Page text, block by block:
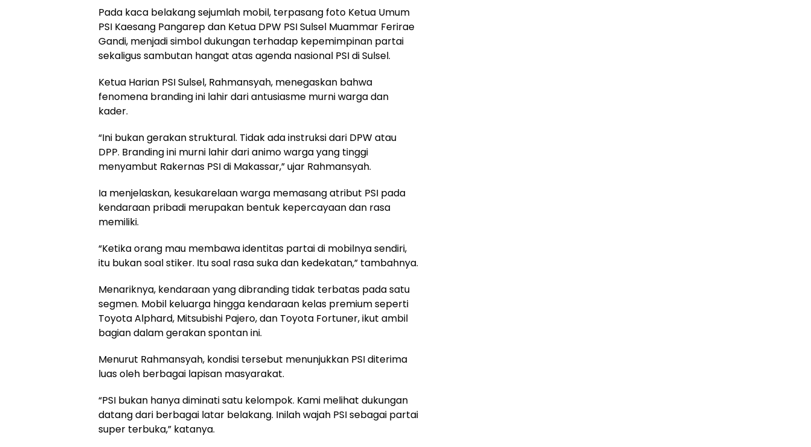
Pada kaca belakang sejumlah mobil, terpasang foto Ketua Umum
PSI Kaesang Pangarep dan Ketua DPW PSI Sulsel Muammar Ferirae
Gandi, menjadi simbol dukungan terhadap kepemimpinan partai
sekaligus sambutan hangat atas agenda nasional PSI di Sulsel.
Ketua Harian PSI Sulsel, Rahmansyah, menegaskan bahwa
fenomena branding ini lahir dari antusiasme murni warga dan
kader.
“Ini bukan gerakan struktural. Tidak ada instruksi dari DPW atau
DPP. Branding ini murni lahir dari animo warga yang tinggi
menyambut Rakernas PSI di Makassar,” ujar Rahmansyah.
Ia menjelaskan, kesukarelaan warga memasang atribut PSI pada
kendaraan pribadi merupakan bentuk kepercayaan dan rasa
memiliki.
“Ketika orang mau membawa identitas partai di mobilnya sendiri,
itu bukan soal stiker. Itu soal rasa suka dan kedekatan,” tambahnya.
Menariknya, kendaraan yang dibranding tidak terbatas pada satu
segmen. Mobil keluarga hingga kendaraan kelas premium seperti
Toyota Alphard, Mitsubishi Pajero, dan Toyota Fortuner, ikut ambil
bagian dalam gerakan spontan ini.
Menurut Rahmansyah, kondisi tersebut menunjukkan PSI diterima
luas oleh berbagai lapisan masyarakat.
“PSI bukan hanya diminati satu kelompok. Kami melihat dukungan
datang dari berbagai latar belakang. Inilah wajah PSI sebagai partai
super terbuka,” katanya.